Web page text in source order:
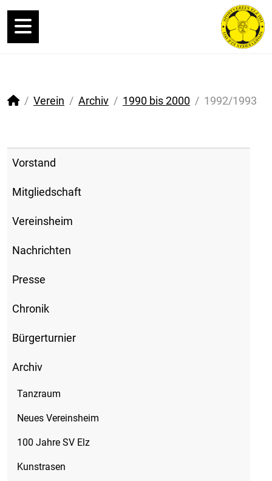
Verein Archiv 1990 bis 2000 1992/1993
Vorstand
Mitgliedschaft
Vereinsheim
Nachrichten
Presse
Chronik
Bürgerturnier
Archiv
Tanzraum
Neues Vereinsheim
100 Jahre SV Elz
Kunstrasen